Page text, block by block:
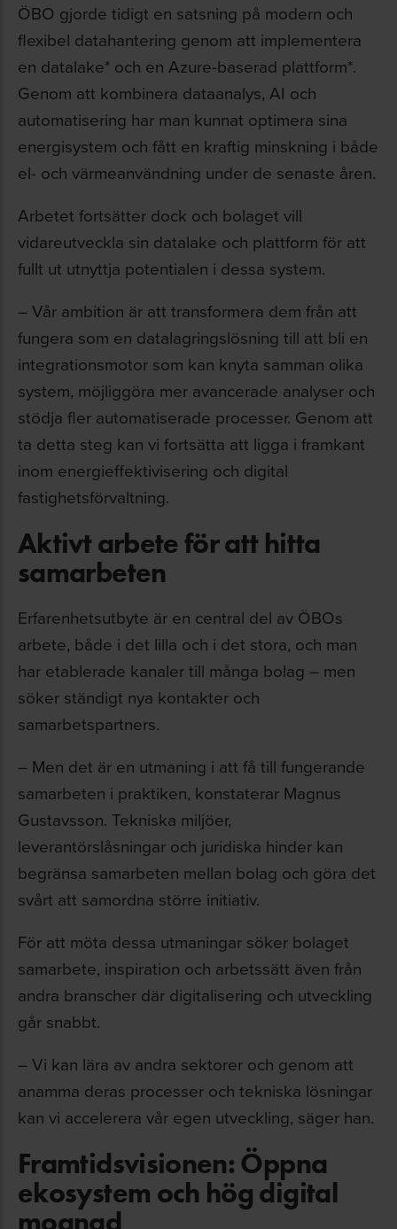
ÖBO gjorde tidigt en satsning på modern och
flexibel datahantering genom att implementera
en datalake* och en Azure-baserad plattform*.
Genom att kombinera dataanalys, AI och
automatisering har man kunnat optimera sina
energisystem och fått en kraftig minskning i både
el- och värmeanvändning under de senaste åren.
Arbetet fortsätter dock och bolaget vill
vidareutveckla sin datalake och plattform för att
fullt ut utnyttja potentialen i dessa system.
– Vår ambition är att transformera dem från att
fungera som en datalagringslösning till att bli en
integrationsmotor som kan knyta samman olika
system, möjliggöra mer avancerade analyser och
stödja fler automatiserade processer. Genom att
ta detta steg kan vi fortsätta att ligga i framkant
inom energieffektivisering och digital
fastighetsförvaltning.
Aktivt arbete för att hitta
samarbeten
Erfarenhetsutbyte är en central del av ÖBOs
arbete, både i det lilla och i det stora, och man
har etablerade kanaler till många bolag – men
söker ständigt nya kontakter och
samarbetspartners.
– Men det är en utmaning i att få till fungerande
samarbeten i praktiken, konstaterar Magnus
Gustavsson. Tekniska miljöer,
leverantörslåsningar och juridiska hinder kan
begränsa samarbeten mellan bolag och göra det
svårt att samordna större initiativ.
För att möta dessa utmaningar söker bolaget
samarbete, inspiration och arbetssätt även från
andra branscher där digitalisering och utveckling
går snabbt.
– Vi kan lära av andra sektorer och genom att
anamma deras processer och tekniska lösningar
kan vi accelerera vår egen utveckling, säger han.
Framtidsvisionen: Öppna
ekosystem och hög digital
mognad